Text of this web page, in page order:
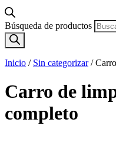
Búsqueda de productos
Inicio / Sin categorizar/
Carro de
completo